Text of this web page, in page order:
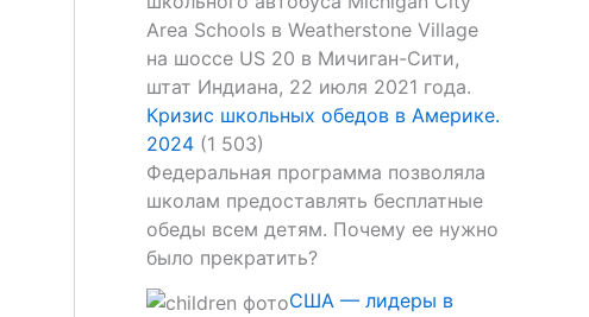
Кризис школьных обедов в Америке.
2024 (1 503)
Федеральная программа позволяла
школам предоставлять бесплатные
обеды всем детям. Почему ее нужно
было прекратить?
США — лидеры в